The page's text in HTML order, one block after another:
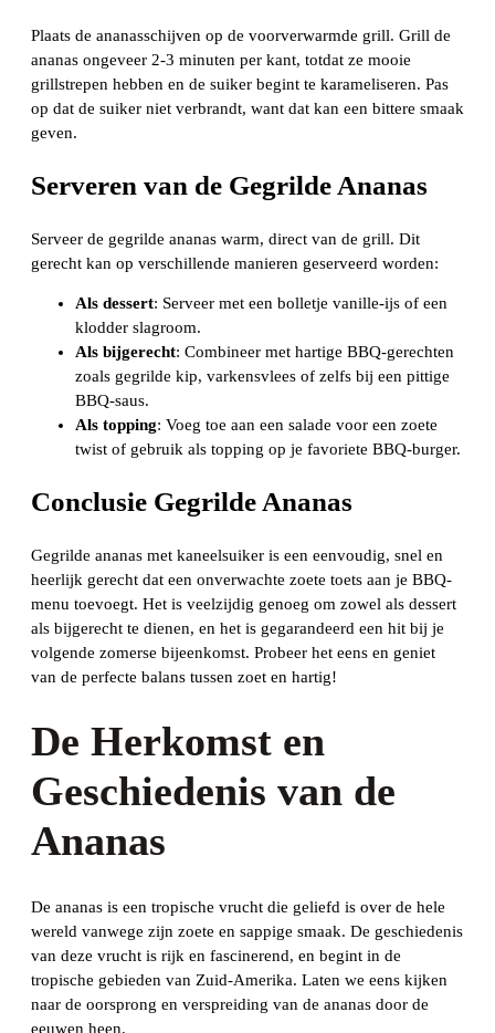
Plaats de ananasschijven op de voorverwarmde grill. Grill de
ananas ongeveer 2-3 minuten per kant, totdat ze mooie
grillstrepen hebben en de suiker begint te karameliseren. Pas
op dat de suiker niet verbrandt, want dat kan een bittere smaak
geven.
Serveren van de Gegrilde Ananas
Serveer de gegrilde ananas warm, direct van de grill. Dit
gerecht kan op verschillende manieren geserveerd worden:
Als dessert: Serveer met een bolletje vanille-ijs of een
klodder slagroom.
Als bijgerecht: Combineer met hartige BBQ-gerechten
zoals gegrilde kip, varkensvlees of zelfs bij een pittige
BBQ-saus.
Als topping: Voeg toe aan een salade voor een zoete
twist of gebruik als topping op je favoriete BBQ-burger.
Conclusie Gegrilde Ananas
Gegrilde ananas met kaneelsuiker is een eenvoudig, snel en
heerlijk gerecht dat een onverwachte zoete toets aan je BBQ-
menu toevoegt. Het is veelzijdig genoeg om zowel als dessert
als bijgerecht te dienen, en het is gegarandeerd een hit bij je
volgende zomerse bijeenkomst. Probeer het eens en geniet
van de perfecte balans tussen zoet en hartig!
De Herkomst en
Geschiedenis van de
Ananas
De ananas is een tropische vrucht die geliefd is over de hele
wereld vanwege zijn zoete en sappige smaak. De geschiedenis
van deze vrucht is rijk en fascinerend, en begint in de
tropische gebieden van Zuid-Amerika. Laten we eens kijken
naar de oorsprong en verspreiding van de ananas door de
eeuwen heen.